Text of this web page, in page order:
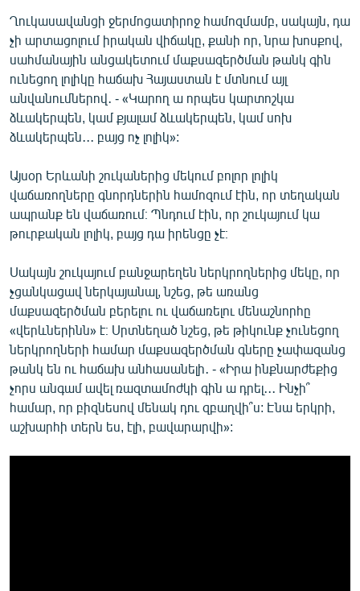
Ղուկասավանցի ջերմոցատիրոջ համոզմամբ, սակայն, դա
չի արտացոլում իրական վիճակը, քանի որ, նրա խոսքով,
սահմանային անցակետում մաքսազերծման թանկ գին
ունեցող լոլիկը հաճախ Հայաստան է մտնում այլ
անվանումներով․ - «Կարող ա որպես կարտոշկա
ձևակերպեն, կամ քյալամ ձևակերպեն, կամ սոխ
ձևակերպեն․․․ բայց ոչ լոլիկ»:
Այսօր Երևանի շուկաներից մեկում բոլոր լոլիկ
վաճառողները գնորդներին համոզում էին, որ տեղական
ապրանք են վաճառում։ Պնդում էին, որ շուկայում կա
թուրքական լոլիկ, բայց դա իրենցը չէ։
Սակայն շուկայում բանջարեղեն ներկրողներից մեկը, որ
չցանկացավ ներկայանալ, նշեց, թե առանց
մաքսազերծման բերելու ու վաճառելու մենաշնորհը
«վերևներինն» է։ Սրտնեղած նշեց, թե թիկունք չունեցող
ներկրողների համար մաքսազերծման գները չափազանց
թանկ են ու հաճախ անհասանելի․ - «Իրա ինքնարժեքից
չորս անգամ ավել ռազտամոժկի գին ա դրել․․․ Ինչի՞
համար, որ բիզնեսով մենակ դու զբաղվի՞ս: Էնա երկրի,
աշխարհի տերն ես, էլի, բավարարվի»: